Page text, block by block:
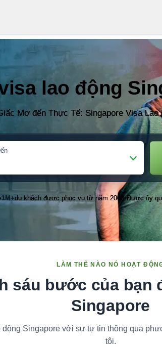
lao động
Mơ đến Thực Tế: Singapore Visa
1M+du khách được phục vụ từ năm 2003•Được ủy
LÀM THẾ NÀO NÓ HOẠT
sáu bước của bạn
Singapore
động Singapore với sự tự tin thông qua
tôi.